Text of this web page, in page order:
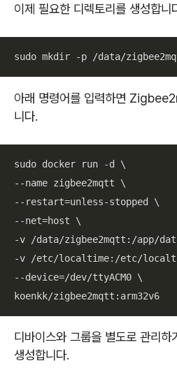
이제 필요한 디렉토리를 생성합니
sudo mkdir -p /data/
아래 명령어를 입력하면
니다.
sudo docker run -d \
--name zigbee2mqtt \
--restart=unless-stopped \
--net=host \
-v /data/zigbee2mqtt:/app/
-v /etc/localtime:/etc/
--device=/dev/ttyACM0 \
koenkk/zigbee2mqtt:arm32v6
디바이스와 그룹을 별도로 관리
생성합니다.